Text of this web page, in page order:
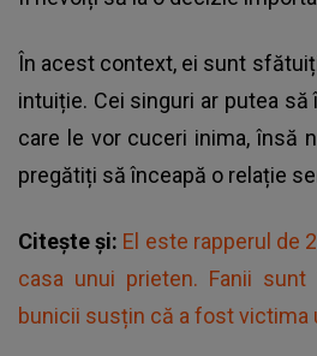
În acest context, ei sunt
intuiție. Cei singuri ar putea
care le vor cuceri inima, însă
pregătiți să înceapă o relație
Citește și: El este rapperul de
casa unui prieten. Fanii
bunicii susțin că a fost victima